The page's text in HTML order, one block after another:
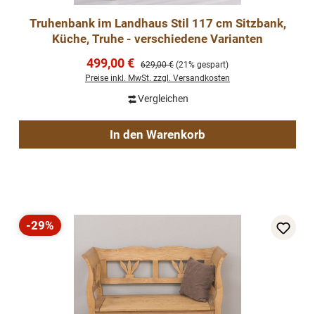
Truhenbank im Landhaus Stil 117 cm Sitzbank,
Küche, Truhe - verschiedene Varianten
Verkaufspreis:
499,00 € Regulärer Preis:
629,00 € (21% gespart)
Preise inkl. MwSt. zzgl. Versandkosten
Vergleichen
In den Warenkorb
Rabatt
-29%